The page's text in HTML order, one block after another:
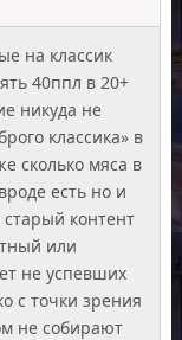
на классик
40ппл в 20+
никуда не
классика» в
сколько мяса в
есть но и
контент
или
не успевших
с точки зрения
не собирают